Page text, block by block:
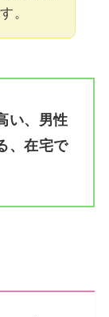
。
い、男性
、在宅で